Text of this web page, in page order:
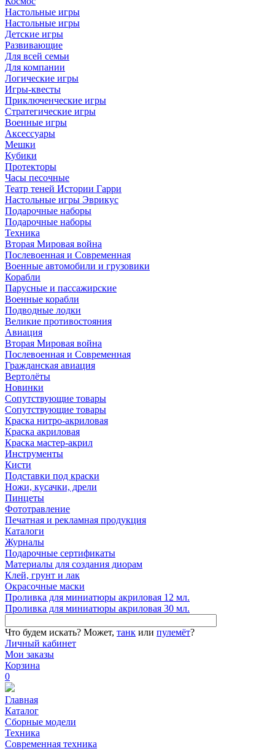
Настольные игры
Настольные игры
Детские игры
Развивающие
Для всей семьи
Для компании
Логические игры
Игры-квесты
Приключенческие игры
Стратегические игры
Военные игры
Аксессуары
Мешки
Кубики
Протекторы
Часы песочные
Театр теней Истории Гарри
Настольные игры Эврикус
Подарочные наборы
Подарочные наборы
Техника
Вторая Мировая война
Послевоенная и Современная
Военные автомобили и грузовики
Корабли
Парусные и пассажирские
Военные корабли
Подводные лодки
Великие противостояния
Авиация
Вторая Мировая война
Послевоенная и Современная
Гражданская авиация
Вертолёты
Новинки
Сопутствующие товары
Сопутствующие товары
Краска нитро-акриловая
Краска акриловая
Краска мастер-акрил
Инструменты
Кисти
Подставки под краски
Ножи, кусачки, дрели
Пинцеты
Фототравление
Печатная и рекламная продукция
Каталоги
Журналы
Подарочные сертификаты
Материалы для создания диорам
Клей, грунт и лак
Окрасочные маски
Проливка для миниатюры акриловая 12 мл.
Проливка для миниатюры акриловая 30 мл.
Что будем искать? Может, танк или пулемёт?
Личный кабинет
Мои заказы
Корзина
0
Главная
Каталог
Сборные модели
Техника
Современная техника